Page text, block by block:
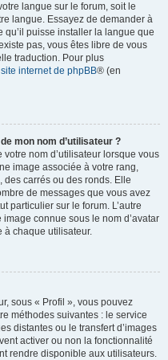
langue sur le forum, soit le
langue. Essayez de demander à
qu’il puisse installer la langue que
pas, vous êtes libre de vous
traduction. Pour plus
site internet de phpBB® (en
mon nom d’utilisateur ?
nom d’utilisateur lorsque vous
image associée à votre rang,
carrés ou des ronds. Elle
de messages que vous avez
particulier sur le forum. L’autre
connue sous le nom d’avatar
à chaque utilisateur.
sous « Profil », vous pouvez
méthodes suivantes : le service
distantes ou le transfert d’images
activer ou non la fonctionnalité
rendre disponible aux utilisateurs.